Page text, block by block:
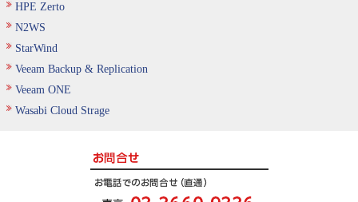
HPE Zerto
N2WS
StarWind
Veeam Backup & Replication
Veeam ONE
Wasabi Cloud Strage